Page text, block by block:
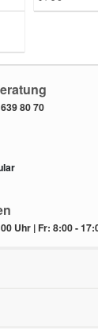
80 70
Uhr | Fr: 8:00 -